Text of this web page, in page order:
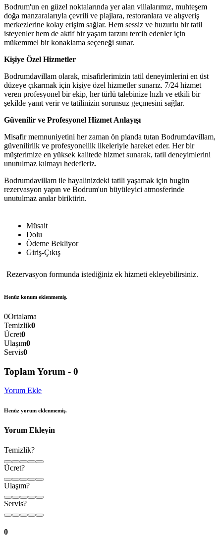
Bodrum'un en güzel noktalarında yer alan villalarımız, muhteşem
doğa manzaralarıyla çevrili ve plajlara, restoranlara ve alışveriş
merkezlerine kolay erişim sağlar. Hem sessiz ve huzurlu bir tatil
isteyenler hem de aktif bir yaşam tarzını tercih edenler için
mükemmel bir konaklama seçeneği sunar.
Kişiye Özel Hizmetler
Bodrumdavillam olarak, misafirlerimizin tatil deneyimlerini en üst
düzeye çıkarmak için kişiye özel hizmetler sunarız. 7/24 hizmet
veren profesyonel bir ekip, her türlü talebinize hızlı ve etkili bir
şekilde yanıt verir ve tatilinizin sorunsuz geçmesini sağlar.
Güvenilir ve Profesyonel Hizmet Anlayışı
Misafir memnuniyetini her zaman ön planda tutan Bodrumdavillam,
güvenilirlik ve profesyonellik ilkeleriyle hareket eder. Her bir
müşterimize en yüksek kalitede hizmet sunarak, tatil deneyimlerini
unutulmaz kılmayı hedefleriz.
Bodrumdavillam ile hayalinizdeki tatili yaşamak için bugün
rezervasyon yapın ve Bodrum'un büyüleyici atmosferinde
unutulmaz anılar biriktirin.
Müsait
Dolu
Ödeme Bekliyor
Giriş-Çıkış
Rezervasyon formunda istediğiniz ek hizmeti ekleyebilirsiniz.
Henüz konum eklenmemiş.
0Ortalama
Temizlik0
Ücret0
Ulaşım0
Servis0
Toplam Yorum - 0
Yorum Ekle
Henüz yorum eklenmemiş.
Yorum Ekleyin
Temizlik?
Ücret?
Ulaşım?
Servis?
0